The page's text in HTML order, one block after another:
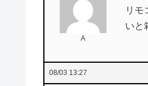
A
リモ
いと
08/03 13:27